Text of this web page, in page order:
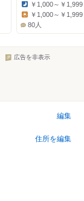
Dinner:
￥1,000～￥1,999
Lunch:
￥1,000～￥1,999
80人
広告を非表示
編集
住所を編集